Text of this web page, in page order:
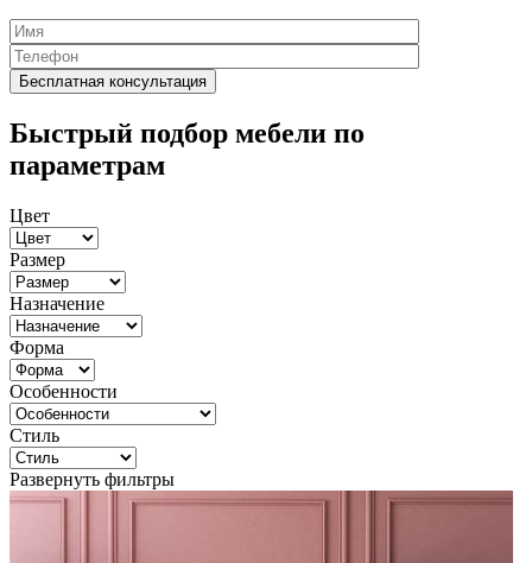
Быстрый подбор мебели по
параметрам
Цвет
Размер
Назначение
Форма
Особенности
Стиль
Развернуть фильтры